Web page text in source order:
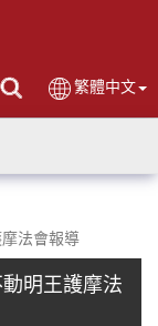
繁體中文
法會報導
明王護摩法